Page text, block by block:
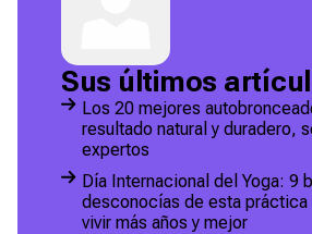
Sus últimos
Los 20 mejores
resultado natural y duradero,
expertos
Día Internacional del Yoga: 9
desconocías de esta práctica
vivir más años y mejor